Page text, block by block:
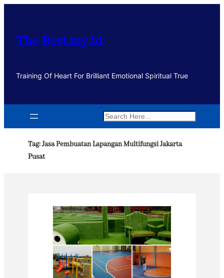
kontenThe Best.my.id
Training Of Heart For Brilliant Emotional Spiritual True
Search
Tag:Jasa Pembuatan Lapangan Multifungsi Jakarta
Pusat